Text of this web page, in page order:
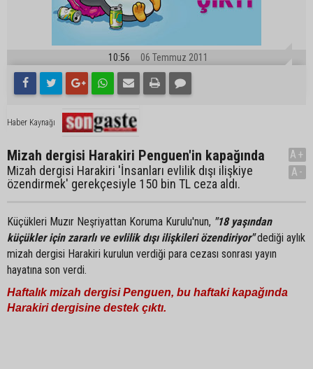
10:56 06 Temmuz 2011
Haber Kaynağı
Mizah dergisi Harakiri Penguen'in kapağında
Mizah dergisi Harakiri 'İnsanları evlilik dışı ilişkiye
özendirmek' gerekçesiyle 150 bin TL ceza aldı.
A+
A-
Küçükleri Muzır Neşriyattan Koruma Kurulu'nun, "18 yaşından
küçükler için zararlı ve evlilik dışı ilişkileri özendiriyor"dediği aylık
mizah dergisi Harakiri kurulun verdiği para cezası sonrası yayın
hayatına son verdi.
Haftalık mizah dergisi Penguen, bu haftaki kapağında
Harakiri dergisine destek çıktı.